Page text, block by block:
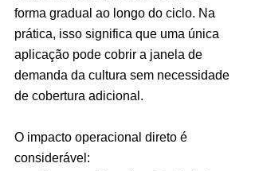
forma gradual ao longo do ciclo. Na
prática, isso significa que uma única
aplicação pode cobrir a janela de
demanda da cultura sem necessidade
de cobertura adicional.
O impacto operacional direto é
considerável: